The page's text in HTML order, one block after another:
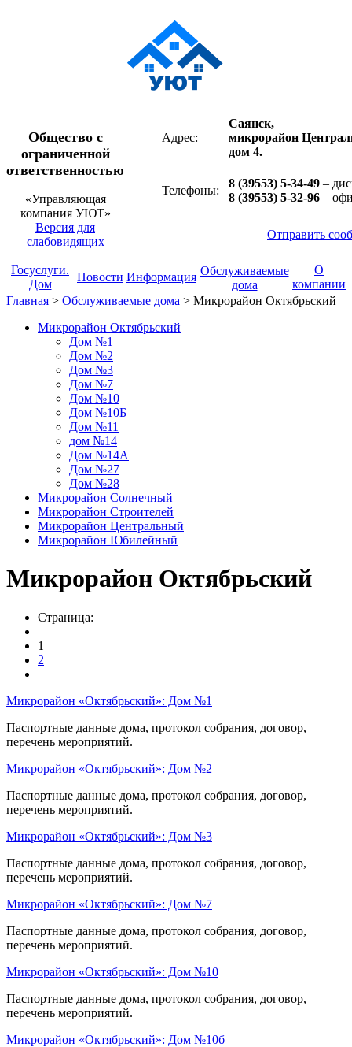
Общество с
ограниченной
ответственностью
«Управляющая
компания УЮТ»
Адрес:
Саянск,
микрорайон
дом 4.
Телефоны:
8 (39553) 5-34-49 –
8 (39553) 5-32-96 –
Версия для
слабовидящих
Отправить
Госуслуги.
Дом
Новости Информация Обслуживаемые
дома
О
компании
Главная > Обслуживаемые дома > Микрорайон Октябрьский
Микрорайон Октябрьский
Дом №1
Дом №2
Дом №3
Дом №7
Дом №10
Дом №10Б
Дом №11
дом №14
Дом №14А
Дом №27
Дом №28
Микрорайон Солнечный
Микрорайон Строителей
Микрорайон Центральный
Микрорайон Юбилейный
Микрорайон Октябрьский
Страница:
1
2
Микрорайон «Октябрьский»: Дом №1
Паспортные данные дома, протокол собрания, договор,
перечень мероприятий.
Микрорайон «Октябрьский»: Дом №2
Паспортные данные дома, протокол собрания, договор,
перечень мероприятий.
Микрорайон «Октябрьский»: Дом №3
Паспортные данные дома, протокол собрания, договор,
перечень мероприятий.
Микрорайон «Октябрьский»: Дом №7
Паспортные данные дома, протокол собрания, договор,
перечень мероприятий.
Микрорайон «Октябрьский»: Дом №10
Паспортные данные дома, протокол собрания, договор,
перечень мероприятий.
Микрорайон «Октябрьский»: Дом №10б